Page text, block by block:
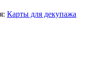
Карты для декупажа